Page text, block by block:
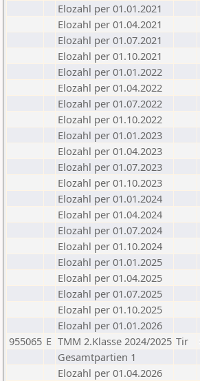
Elozahl per 01.01.2021
Elozahl per 01.04.2021
Elozahl per 01.07.2021
Elozahl per 01.10.2021
Elozahl per 01.01.2022
Elozahl per 01.04.2022
Elozahl per 01.07.2022
Elozahl per 01.10.2022
Elozahl per 01.01.2023
Elozahl per 01.04.2023
Elozahl per 01.07.2023
Elozahl per 01.10.2023
Elozahl per 01.01.2024
Elozahl per 01.04.2024
Elozahl per 01.07.2024
Elozahl per 01.10.2024
Elozahl per 01.01.2025
Elozahl per 01.04.2025
Elozahl per 01.07.2025
Elozahl per 01.10.2025
Elozahl per 01.01.2026
955065 E TMM 2.Klasse 2024/2025 Tir
Gesamtpartien 1
Elozahl per 01.04.2026